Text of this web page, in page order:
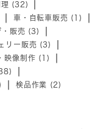
理 (32)
車・自転車販売 (1)
・販売 (3)
リー販売 (3)
映像制作 (1)
検品作業 (2)